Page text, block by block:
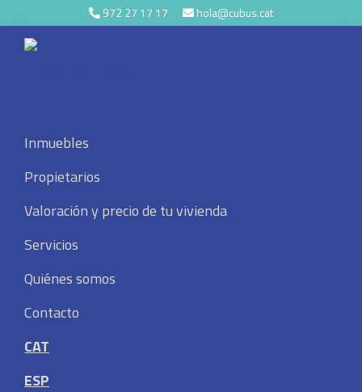
972 27 17 17 hola@cubus.cat
Inmuebles
Propietarios
Valoración y precio de tu vivienda
Servicios
Quiénes somos
Contacto
CAT
ESP
Quiero vender
¿Quieres vender tu
vivienda en la Garrotxa de